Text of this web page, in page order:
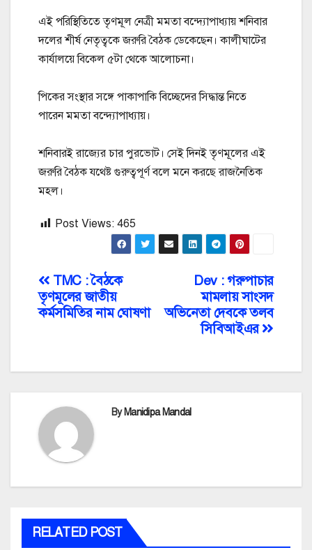
এই পরিস্থিতিতে তৃণমূল নেত্রী মমতা বন্দ্যোপাধ্যায় শনিবার
দলের শীর্ষ নেতৃত্বকে জরুরি বৈঠক ডেকেছেন। কালীঘাটের
কার্যালয়ে বিকেল ৫টা থেকে আলোচনা।
পিকের সংস্থার সঙ্গে পাকাপাকি বিচ্ছেদের সিদ্ধান্ত নিতে
পারেন মমতা বন্দ্যোপাধ্যায়।
শনিবারই রাজ্যের চার পুরভোট। সেই দিনই তৃণমূলের এই
জরুরি বৈঠক যথেষ্ট গুরুত্বপূর্ণ বলে মনে করছে রাজনৈতিক
মহল।
Post Views: 465
Post
navigation
Dev : গরুপাচার
মামলায় সাংসদ
অভিনেতা দেবকে তলব
সিবিআইএর
TMC : বৈঠকে
তৃণমূলের জাতীয়
কর্মসমিতির নাম ঘোষণা
By Manidipa Mandal
RELATED POST